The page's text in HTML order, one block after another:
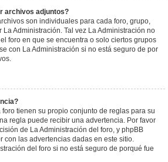
archivos adjuntos?
son individuales para cada foro, grupo,
Administración. Tal vez La Administración no
foro en que se encuentra o solo ciertos grupos
con La Administración si no está seguro de por
tienen su propio conjunto de reglas para su
regla puede recibir una advertencia. Por favor
de La Administración del foro, y phpBB
con las advertencias dadas en este sitio.
del foro si no está seguro de porqué fue